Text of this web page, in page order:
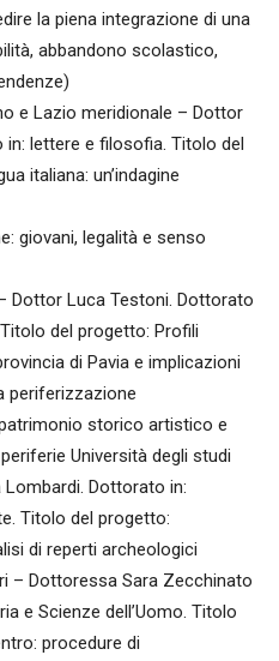
la piena integrazione di una
abbandono scolastico,
e Lazio meridionale – Dottor
lettere e filosofia. Titolo del
italiana: un’indagine
giovani, legalità e senso
Dottor Luca Testoni. Dottorato
del progetto: Profili
di Pavia e implicazioni
periferizzazione
storico artistico e
Università degli studi
Dottorato in:
Titolo del progetto:
di reperti archeologici
– Dottoressa Sara Zecchinato
e Scienze dell’Uomo. Titolo
procedure di